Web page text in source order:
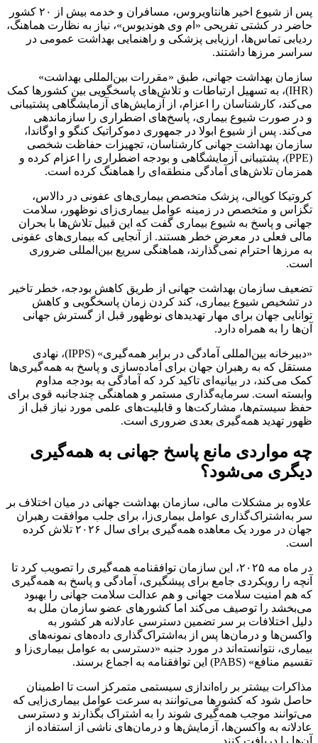
پس از شیوع اخیر هانتاویروس، مسافران و خدمه بیش از ۲۰ کشور
حاضر در کشتی تفریحی «ام وی هوندیوس»، نیاز به نظارت هماهنگ،
ردیابی تماس‌ها، ارزیابی پزشکی و راهنمایی بهداشت عمومی در
سراسر مرزها داشتند.
سازمان بهداشت جهانی، طبق «مقررات بین‌المللی بهداشت»
(IHR)، به تسهیل ارتباطات و تلاش‌های پاسخگویی بین کشورها کمک
می‌کند، کارشناسان را اعزام، از آزمایش‌های آزمایشگاهی پشتیبانی
و در صورت شیوع بیماری، پاسخ‌های اضطراری را سازماندهی
می‌کند. پس از شیوع ابولا در جمهوری دموکراتیک کنگو و اوگاندا،
سازمان بهداشت جهانی کارشناسان، تجهیزات حفاظت شخصی
(PPE)، پشتیبانی آزمایشگاهی و بودجه اضطراری را اعزام کرده و
همزمان تلاش‌های آمادگی منطقه‌ای را هماهنگ کرده است.
کروتیکا کوپالی، پزشک متخصص بیماری‌های عفونی در دالاس،
تگزاس و متخصص در زمینه عوامل بیماری‌زای نوظهور، سلامت
جهانی و پاسخ به شیوع بیماری گفت که این قبیل تلاش‌ها با بحران
مالی فعلی در معرض خطر هستند. از آنجایی که بیماری‌های عفونی
به مرزها احترام نمی‌گذارند، هماهنگی سریع بین‌المللی ضروری
است.
تضعیف سازمان بهداشت جهانی از طریق کاهش بودجه، خطر تاخیر
در تشخیص شیوع بیماری، کند کردن زمان پاسخگویی و کاهش
توانایی جهان برای مهار تهدیدهای نوظهور قبل از گسترش جهانی
آن‌ها را به همراه دارد.
«دبیرخانه بین‌المللی آمادگی در برابر همه‌گیری» (IPPS)، نهادی
مستقل که به رهبران جهان برای آماده‌سازی و پاسخ به همه‌گیری‌ها
کمک می‌کند، در بیانیه‌ای تاکید کرد که آمادگی به بودجه مداوم
وابسته است. سرمایه‌گذاری مستمر و هماهنگی چندجانبه قوی برای
حفظ سیستم‌ها، مشارکت‌ها و قابلیت‌های علمی مورد نیاز قبل از
ظهور تهدید همه‌گیری بعدی ضروری است.
چه مواردی مانع پاسخ جهانی به همه‌گیری
دیگری می‌شود؟
علاوه بر مشکلات مالی، سازمان بهداشت جهانی در میان اختلاف بر
سر به‌اشتراک‌گذاری عوامل بیماری‌زا، برای جلب موافقت رهبران
جهان در مورد یک معاهده همه‌گیری برای سال ۲۰۲۶ تلاش کرده
است.
در ماه مه ۲۰۲۵، این سازمان توافقنامه همه‌گیری را تصویب کرد تا
آنچه را رویکردی جامع برای پیشگیری، آمادگی و پاسخ به همه‌گیری
که هم امنیت سلامت جهانی و هم عدالت سلامت جهانی را بهبود
می‌بخشد را توصیف می‌کند اما کشورهای عضو سازمان ملل به
دلیل اختلافات بر سر تضمین دسترسی عادلانه هر کشور به
واکسن‌ها و درمان‌ها پس از به‌اشتراک‌گذاری داده‌های نمونه‌های
بیماری، نتوانسته‌اند در مورد جنبه «دسترسی به عوامل بیماری‌زا و
تقسیم منافع» (PABS) این توافقنامه به اجماع برسند.
مذاکرات بیشتر بر راه‌اندازی سیستمی متمرکز است تا اطمینان
حاصل شود که کشورها می‌توانند به سرعت عوامل بیماری‌زایی که
می‌توانند موجب همه‌گیری شوند را به اشتراک بگذارند و دسترسی
عادلانه به واکسن‌ها، آزمایش‌ها و درمان‌های ناشی از استفاده از